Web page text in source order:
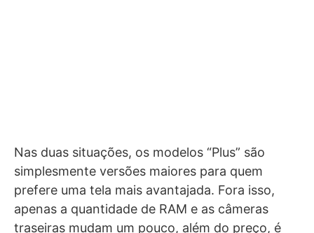
Nas duas situações, os modelos “Plus” são
simplesmente versões maiores para quem
prefere uma tela mais avantajada. Fora isso,
apenas a quantidade de RAM e as câmeras
traseiras mudam um pouco, além do preço, é